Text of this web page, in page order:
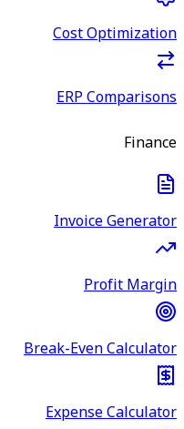
Cost Optimization
ERP Comparisons
Finance
Invoice Generator
Profit Margin
Break-Even Calculator
Expense Calculator